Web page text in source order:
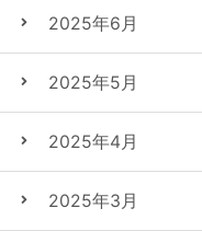
2025年6月
2025年5月
2025年4月
2025年3月